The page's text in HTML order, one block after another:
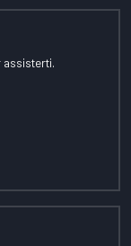
assisterti.